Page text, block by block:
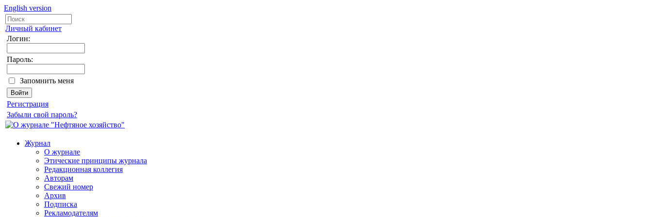
English version
Личный кабинет
Логин:
Пароль:
Запомнить меня
Регистрация
Забыли свой пароль?
Журнал
О журнале
Этические принципы журнала
Редакционная коллегия
Авторам
Свежий номер
Архив
Подписка
Рекламодателям